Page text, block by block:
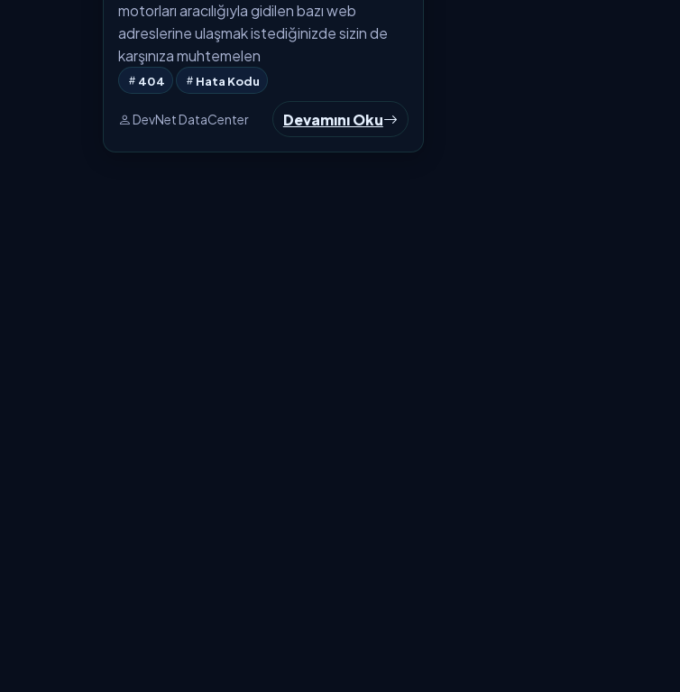
motorları aracılığıyla gidilen bazı web
adreslerine ulaşmak istediğinizde sizin de
karşınıza muhtemelen
404 Hata Kodu
DevNet DataCenter Devamını Oku